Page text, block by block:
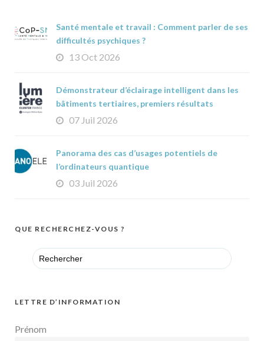
Santé mentale et travail : Comment parler de ses
difficultés psychiques ?
13 Oct 2026
Démonstrateur d’éclairage intelligent dans les
bâtiments tertiaires, premiers résultats
07 Juil 2026
Panorama des cas d’usages potentiels de
l’ordinateurs quantique
03 Juil 2026
QUE RECHERCHEZ-VOUS ?
Search
for:
LETTRE D’INFORMATION
Prénom